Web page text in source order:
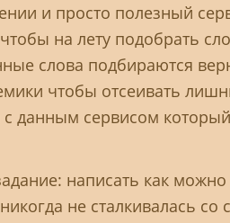
и просто полезный
на лету подобрать
слова подбираются
чтобы отсеивать
данным сервисом
написать как
не сталкивалась